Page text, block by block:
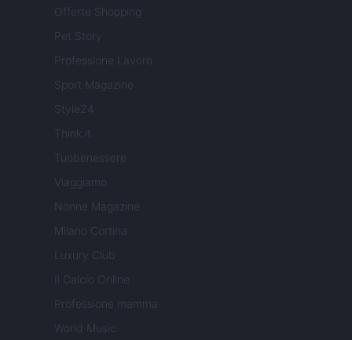
Offerte Shopping
Pet Story
Professione Lavoro
Sport Magazine
Style24
Think.it
Tuobenessere
Viaggiamo
Nonne Magazine
Milano Cortina
Luxury Club
Il Calcio Online
Professione mamma
World Music